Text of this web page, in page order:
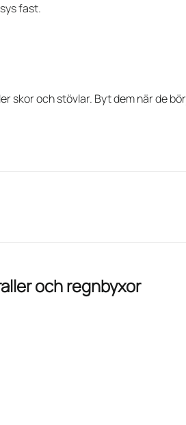
fast.
skor och stövlar. Byt dem när de
och regnbyxor